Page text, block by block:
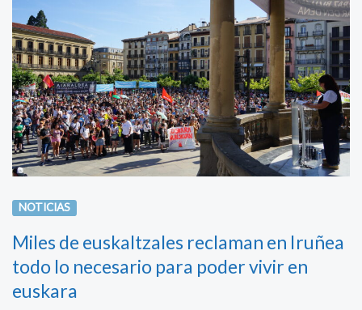
NOTICIAS
Miles de euskaltzales reclaman en Iruñea
todo lo necesario para poder vivir en
euskara